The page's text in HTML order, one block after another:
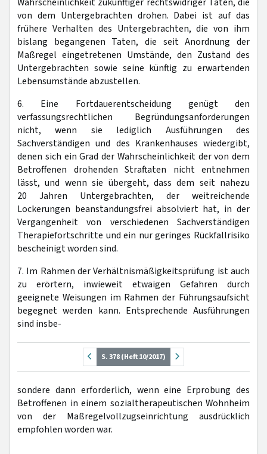
von dem Untergebrachten drohen. Dabei ist auf das
frühere Verhalten des Untergebrachten, die von ihm
bislang begangenen Taten, die seit Anordnung der
Maßregel eingetretenen Umstände, den Zustand des
Untergebrachten sowie seine künftig zu erwartenden
Lebensumstände abzustellen.
6. Eine Fortdauerentscheidung genügt den
verfassungsrechtlichen Begründungsanforderungen
nicht, wenn sie lediglich Ausführungen des
Sachverständigen und des Krankenhauses wiedergibt,
denen sich ein Grad der Wahrscheinlichkeit der von dem
Betroffenen drohenden Straftaten nicht entnehmen
lässt, und wenn sie übergeht, dass dem seit nahezu
20 Jahren Untergebrachten, der weitreichende
Lockerungen beanstandungsfrei absolviert hat, in der
Vergangenheit von verschiedenen Sachverständigen
Therapiefortschritte und ein nur geringes Rückfallrisiko
bescheinigt worden sind.
7. Im Rahmen der Verhältnismäßigkeitsprüfung ist auch
zu erörtern, inwieweit etwaigen Gefahren durch
geeignete Weisungen im Rahmen der Führungsaufsicht
begegnet werden kann. Entsprechende Ausführungen
sind insbe-
S. 378 (Heft 10/2017)
sondere dann erforderlich, wenn eine Erprobung des
Betroffenen in einem sozialtherapeutischen Wohnheim
von der Maßregelvollzugseinrichtung ausdrücklich
empfohlen worden war.